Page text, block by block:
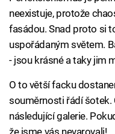
neexistuje, protože
fasádou. Snad proto si
uspořádaným světem.
- jsou krásné a taky jim
O to větší facku
souměrnosti řádí šotek.
následující galerie.